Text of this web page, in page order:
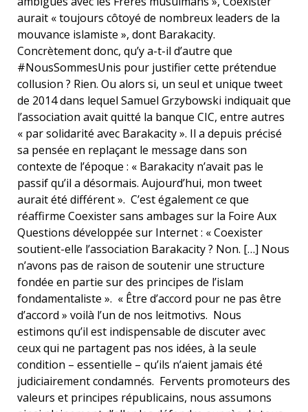
aurait « toujours côtoyé de nombreux leaders de la
mouvance islamiste », dont Barakacity.
Concrètement donc, qu’y a-t-il d’autre que
#NousSommesUnis pour justifier cette prétendue
collusion ? Rien. Ou alors si, un seul et unique tweet
de 2014 dans lequel Samuel Grzybowski indiquait que
l’association avait quitté la banque CIC, entre autres
« par solidarité avec Barakacity ». Il a depuis précisé
sa pensée en replaçant le message dans son
contexte de l’époque : « Barakacity n’avait pas le
passif qu’il a désormais. Aujourd’hui, mon tweet
aurait été différent ». C’est également ce que
réaffirme Coexister sans ambages sur la Foire Aux
Questions développée sur Internet : « Coexister
soutient-elle l’association Barakacity ? Non. […] Nous
n’avons pas de raison de soutenir une structure
fondée en partie sur des principes de l’islam
fondamentaliste ». « Être d’accord pour ne pas être
d’accord » voilà l’un de nos leitmotivs. Nous
estimons qu’il est indispensable de discuter avec
ceux qui ne partagent pas nos idées, à la seule
condition – essentielle – qu’ils n’aient jamais été
judiciairement condamnés. Fervents promoteurs des
valeurs et principes républicains, nous assumons